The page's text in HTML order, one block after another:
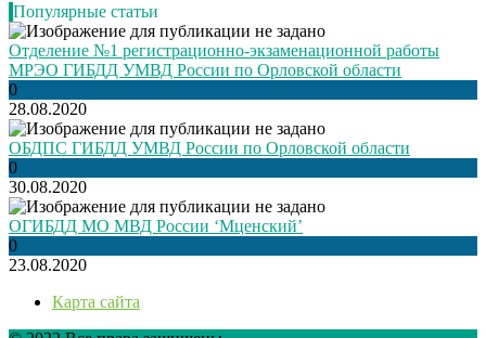
Популярные статьи
Отделение №1 регистрационно-экзаменационной работы
МРЭО ГИБДД УМВД России по Орловской области
0
28.08.2020
ОБДПС ГИБДД УМВД России по Орловской области
0
30.08.2020
ОГИБДД МО МВД России ‘Мценский’
0
23.08.2020
Карта сайта